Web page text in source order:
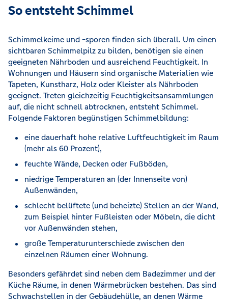
So entsteht Schimmel
Schimmelkeime und -sporen finden sich überall. Um einen
sichtbaren Schimmelpilz zu bilden, benötigen sie einen
geeigneten Nährboden und ausreichend Feuchtigkeit. In
Wohnungen und Häusern sind organische Materialien wie
Tapeten, Kunstharz, Holz oder Kleister als Nährboden
geeignet. Treten gleichzeitig Feuchtigkeitsansammlungen
auf, die nicht schnell abtrocknen, entsteht Schimmel.
Folgende Faktoren begünstigen Schimmelbildung:
eine dauerhaft hohe relative Luftfeuchtigkeit im Raum
(mehr als 60 Prozent),
feuchte Wände, Decken oder Fußböden,
niedrige Temperaturen an (der Innenseite von)
Außenwänden,
schlecht belüftete (und beheizte) Stellen an der Wand,
zum Beispiel hinter Fußleisten oder Möbeln, die dicht
vor Außenwänden stehen,
große Temperaturunterschiede zwischen den
einzelnen Räumen einer Wohnung.
Besonders gefährdet sind neben dem Badezimmer und der
Küche Räume, in denen Wärmebrücken bestehen. Das sind
Schwachstellen in der Gebäudehülle, an denen Wärme